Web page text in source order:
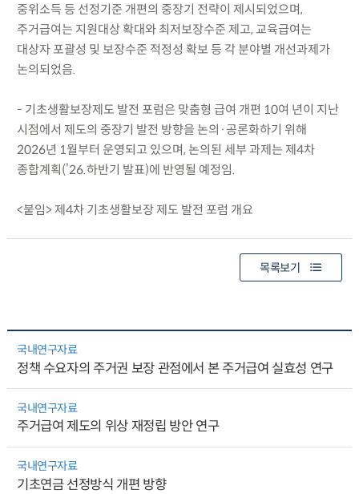
중위소득 등 선정기준 개편의 중장기 전략이 제시되었으며,
주거급여는 지원대상 확대와 최저보장수준 제고, 교육급여는
대상자 포괄성 및 보장수준 적정성 확보 등 각 분야별 개선과제가
논의되었음.
- 기초생활보장제도 발전 포럼은 맞춤형 급여 개편 10여 년이 지난
시점에서 제도의 중장기 발전 방향을 논의·공론화하기 위해
2026년 1월부터 운영되고 있으며, 논의된 세부 과제는 제4차
종합계획(’26.하반기 발표)에 반영될 예정임.
<붙임> 제4차 기초생활보장 제도 발전 포럼 개요
목록보기
국내연구자료
정책 수요자의 주거권 보장 관점에서 본 주거급여 실효성 연구
국내연구자료
주거급여 제도의 위상 재정립 방안 연구
국내연구자료
기초연금 선정방식 개편 방향